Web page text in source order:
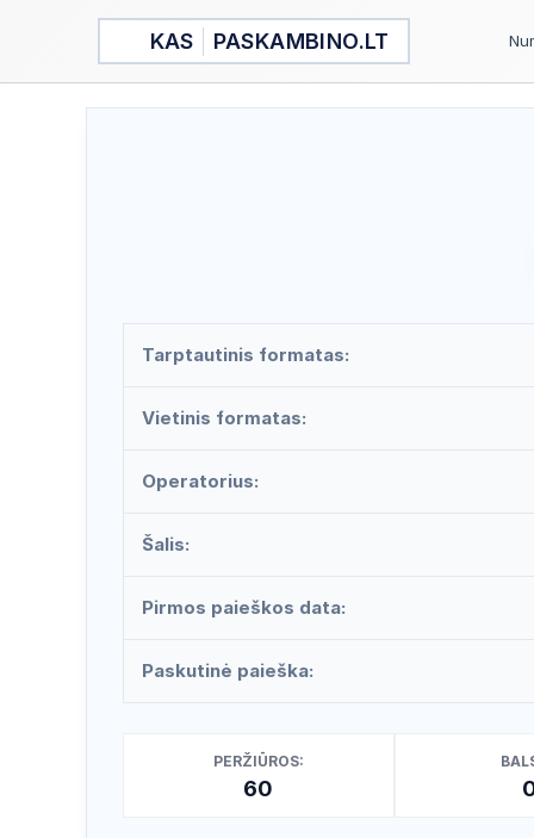
KAS PASKAMBINO.LT
Tarptautinis formatas:
Vietinis formatas:
Operatorius:
Šalis:
Pirmos paieškos data:
Paskutinė paieška:
PERŽIŪROS:
60